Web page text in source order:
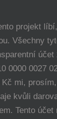
projekt
Všechny
účet
0000 0027
mi,
kvůli
Tento účet